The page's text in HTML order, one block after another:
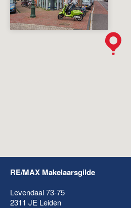
RE/MAX Makelaarsgilde
Levendaal 73-75
2311 JE Leiden